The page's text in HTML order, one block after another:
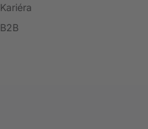
Kariéra
B2B